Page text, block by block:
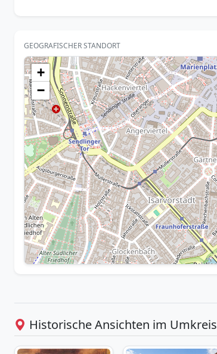
GEOGRAFISCHER STANDORT
+
−
Historische Ansichten im Umkreis